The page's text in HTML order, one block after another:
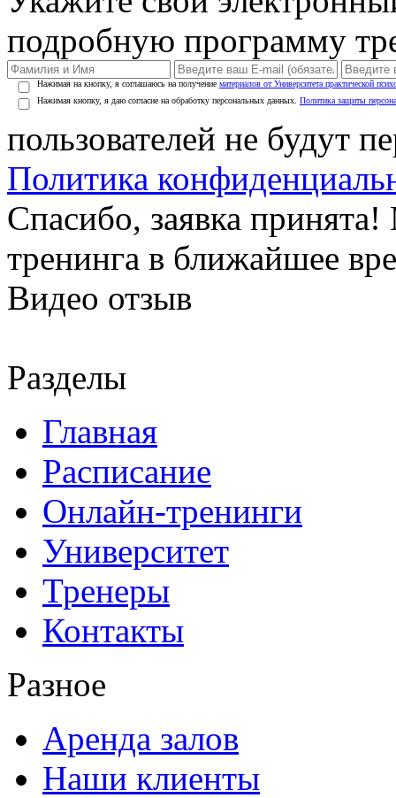
подробную программу
Нажимая на кнопку, я соглашаюсь на получение материалов от Университета практической
Нажимая кнопку, я даю согласие на обработку персональных данных. Политика защиты
пользователей не будут
Политика
Спасибо, заявка
тренинга в ближайшее
Видео отзыв
Разделы
Главная
Расписание
Онлайн-тренинги
Университет
Тренеры
Контакты
Разное
Аренда залов
Наши клиенты